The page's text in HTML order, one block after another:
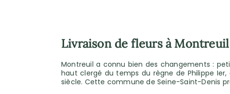
Livraison de fleurs à Montreuil
Montreuil a connu bien des changements :
haut clergé du temps du règne de Philippe
siècle. Cette commune de Seine-Saint-Denis